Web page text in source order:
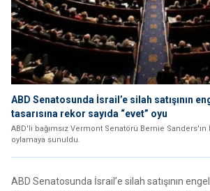
ABD Senatosunda İsrail’e silah satışının
tasarısına rekor sayıda “evet” oyu
ABD'li bağımsız Vermont Senatörü Bernie Sanders'ın
oylamaya sunuldu.
ABD Senatosunda İsrail’e silah satışının